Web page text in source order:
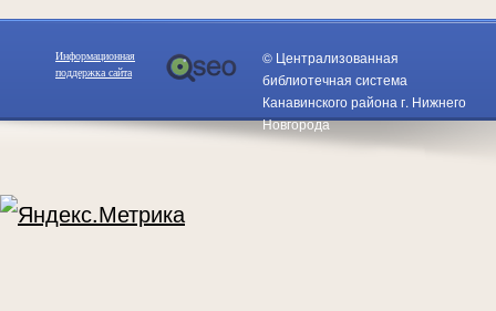
Информационная
поддержка сайта
© Централизованная
библиотечная система
Канавинского района г. Нижнего
Новгорода